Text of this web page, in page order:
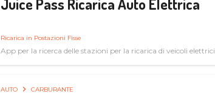
Juice Pass Ricarica Auto Elettrica
Ricarica in Postazioni Fisse
App per la ricerca delle stazioni per la ricarica di veicoli elettrici
AUTO CARBURANTE